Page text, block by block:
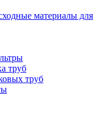
материалы для
труб
труб